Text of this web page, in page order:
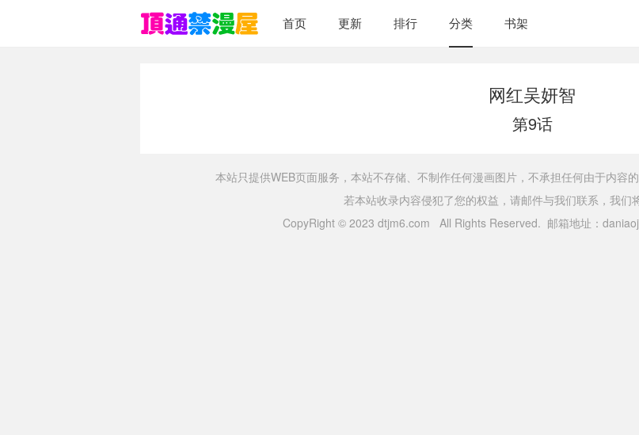
首页 更新 排行 分类 书架
网红吴妍智
第9话
本站只提供WEB页面服务，本站不存储、不制作任何漫画图片，不承担任何由于内容
若本站收录内容侵犯了您的权益，请邮件与我们联系，我们
CopyRight © 2023 dtjm6.com All Rights Reserved. 邮箱地址：